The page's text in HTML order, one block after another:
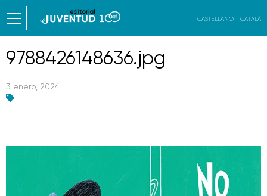
CASTELLANO CATALÀ
9788426148636.jpg
3 enero, 2024